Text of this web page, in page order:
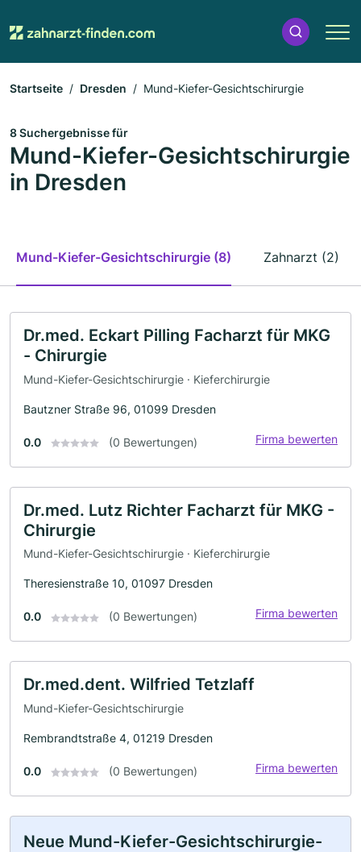
Startseite Dresden Mund-Kiefer-Gesichtschirurgie
8 Suchergebnisse für
Mund-Kiefer-Gesichtschirurgie
in Dresden
Mund-Kiefer-Gesichtschirurgie (8) Zahnarzt (2)
Dr.med. Eckart Pilling Facharzt für MKG
- Chirurgie
Mund-Kiefer-Gesichtschirurgie · Kieferchirurgie
Bautzner Straße 96, 01099 Dresden
0.0 (0 Bewertungen) Firma bewerten
Dr.med. Lutz Richter Facharzt für MKG -
Chirurgie
Mund-Kiefer-Gesichtschirurgie · Kieferchirurgie
Theresienstraße 10, 01097 Dresden
0.0 (0 Bewertungen) Firma bewerten
Dr.med.dent. Wilfried Tetzlaff
Mund-Kiefer-Gesichtschirurgie
Rembrandtstraße 4, 01219 Dresden
0.0 (0 Bewertungen) Firma bewerten
Neue Mund-Kiefer-Gesichtschirurgie-